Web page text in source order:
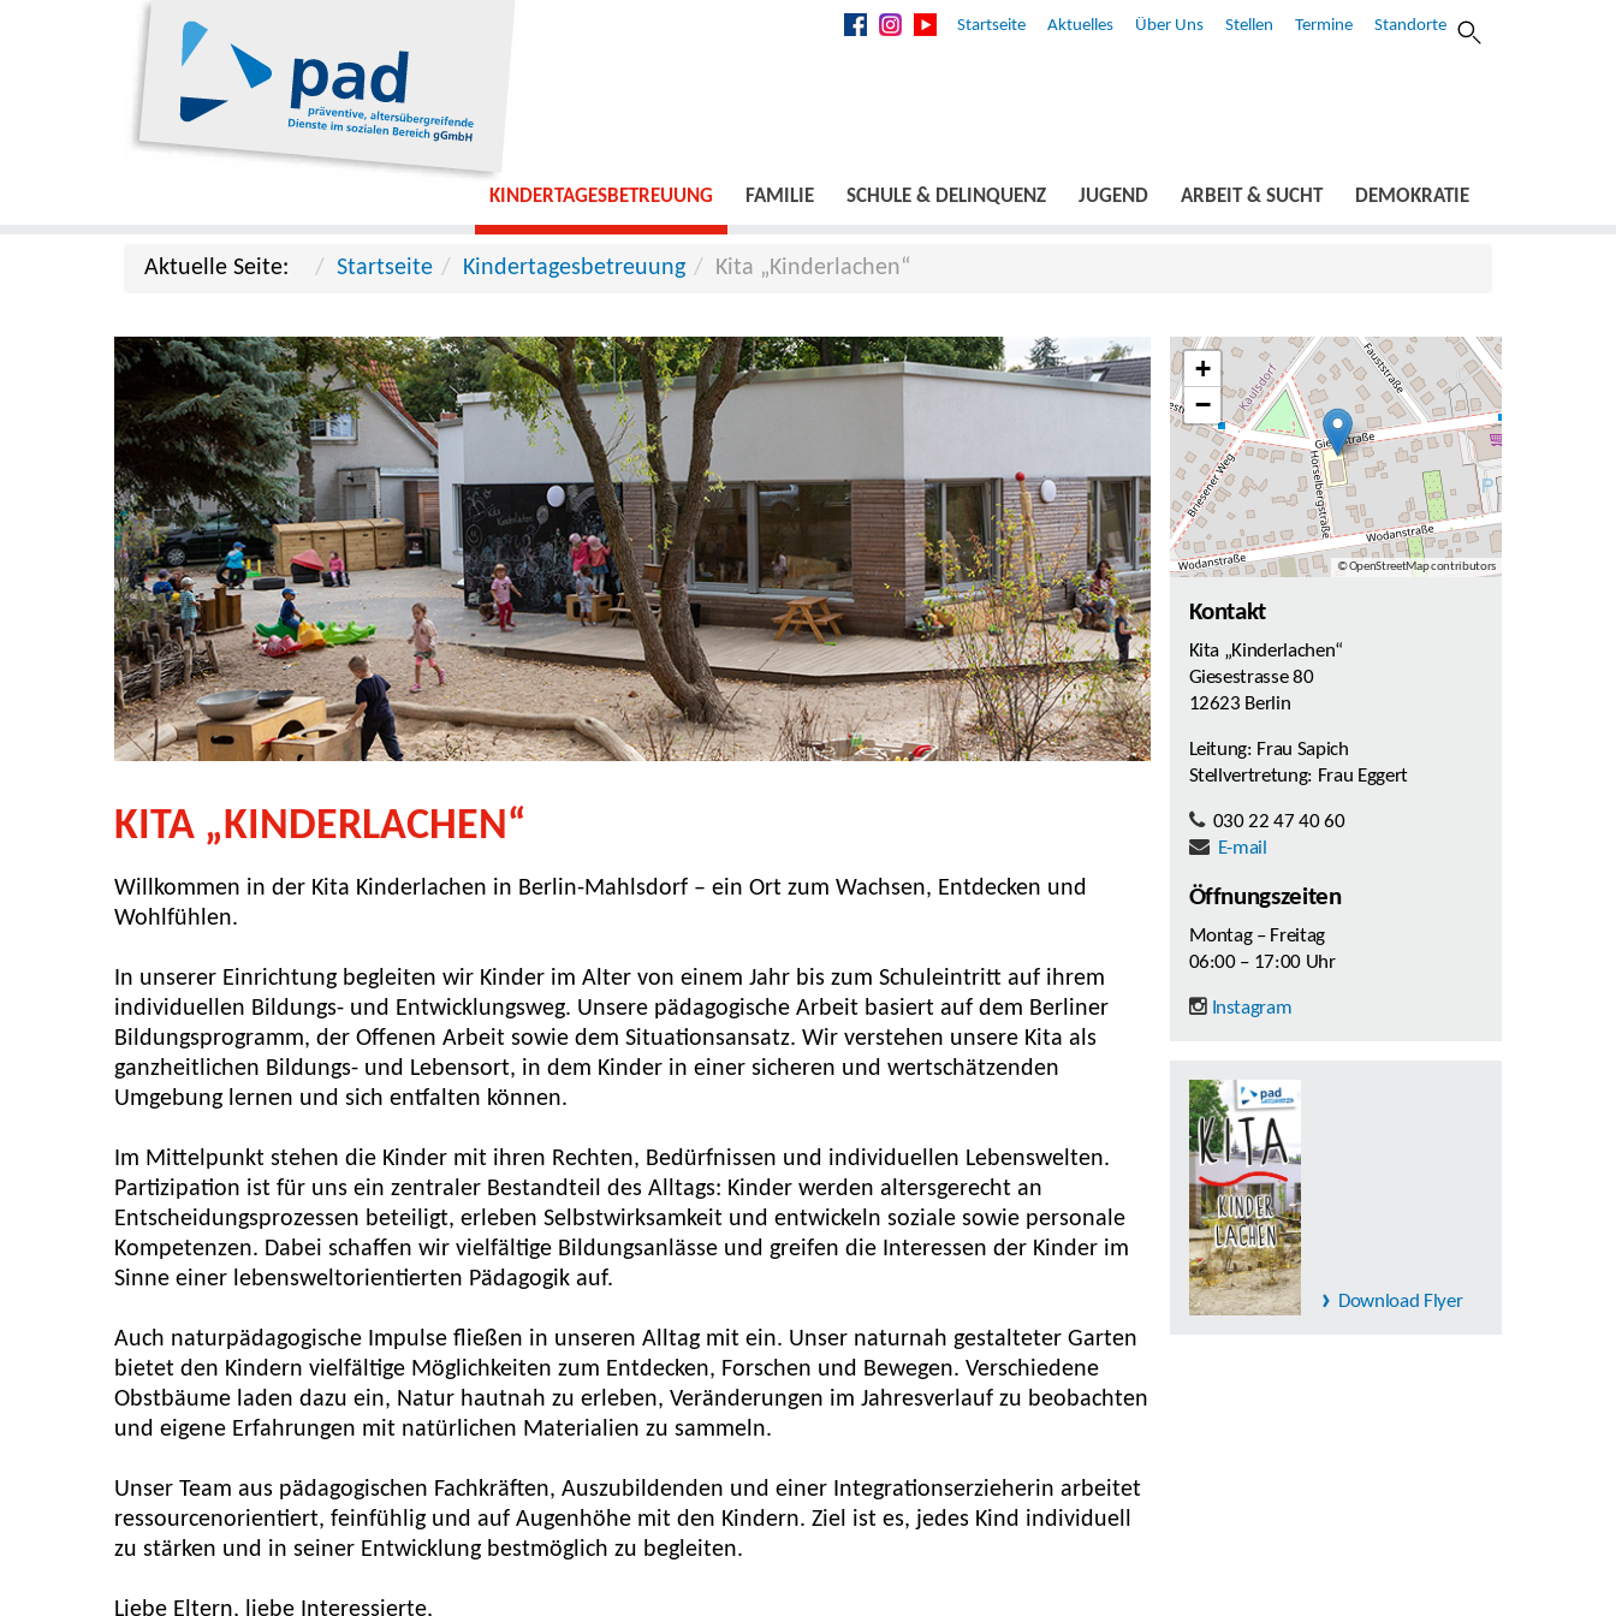
Startseite Aktuelles Über Uns Stellen Termine Standorte
KINDERTAGESBETREUUNG FAMILIE SCHULE & DELINQUENZ JUGEND ARBEIT & SUCHT DEMOKRATIE
Aktuelle Seite: Startseite Kindertagesbetreuung Kita „Kinderlachen“
KITA „KINDERLACHEN“
Willkommen in der Kita Kinderlachen in Berlin-Mahlsdorf – ein Ort zum Wachsen, Entdecken und
Wohlfühlen.
In unserer Einrichtung begleiten wir Kinder im Alter von einem Jahr bis zum Schuleintritt auf ihrem
individuellen Bildungs- und Entwicklungsweg. Unsere pädagogische Arbeit basiert auf dem Berliner
Bildungsprogramm, der Offenen Arbeit sowie dem Situationsansatz. Wir verstehen unsere Kita als
ganzheitlichen Bildungs- und Lebensort, in dem Kinder in einer sicheren und wertschätzenden
Umgebung lernen und sich entfalten können.
Im Mittelpunkt stehen die Kinder mit ihren Rechten, Bedürfnissen und individuellen Lebenswelten.
Partizipation ist für uns ein zentraler Bestandteil des Alltags: Kinder werden altersgerecht an
Entscheidungsprozessen beteiligt, erleben Selbstwirksamkeit und entwickeln soziale sowie personale
Kompetenzen. Dabei schaffen wir vielfältige Bildungsanlässe und greifen die Interessen der Kinder im
Sinne einer lebensweltorientierten Pädagogik auf.
Auch naturpädagogische Impulse fließen in unseren Alltag mit ein. Unser naturnah gestalteter Garten
bietet den Kindern vielfältige Möglichkeiten zum Entdecken, Forschen und Bewegen. Verschiedene
Obstbäume laden dazu ein, Natur hautnah zu erleben, Veränderungen im Jahresverlauf zu beobachten
und eigene Erfahrungen mit natürlichen Materialien zu sammeln.
Unser Team aus pädagogischen Fachkräften, Auszubildenden und einer Integrationserzieherin arbeitet
ressourcenorientiert, feinfühlig und auf Augenhöhe mit den Kindern. Ziel ist es, jedes Kind individuell
zu stärken und in seiner Entwicklung bestmöglich zu begleiten.
Liebe Eltern, liebe Interessierte,
+
−
© OpenStreetMap contributors
Kontakt
Kita „Kinderlachen“
Giesestrasse 80
12623 Berlin
Leitung: Frau Sapich
Stellvertretung: Frau Eggert
030 22 47 40 60
E-mail
Öffnungszeiten
Montag – Freitag
06:00 – 17:00 Uhr
Instagram
Download Flyer